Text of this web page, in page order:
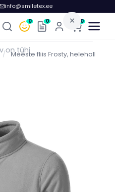
info@smiletex.ee
0 0 0
/ Meeste fliis Frosty, helehall
×
on tühi